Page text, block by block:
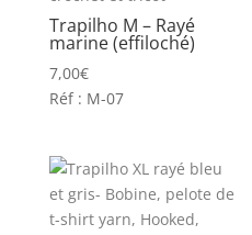
Trapilho M – Rayé
marine (effiloché)
7,00€
Réf : M-07